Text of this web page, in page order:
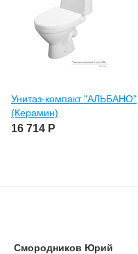
Унитаз-компакт "АЛЬБАНО"
(Керамин)
16 714 Р
Смородников Юрий